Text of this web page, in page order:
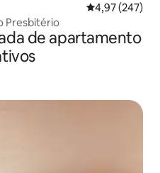
4,97 de uma
4,97 (247)
Presbitério
de apartamento